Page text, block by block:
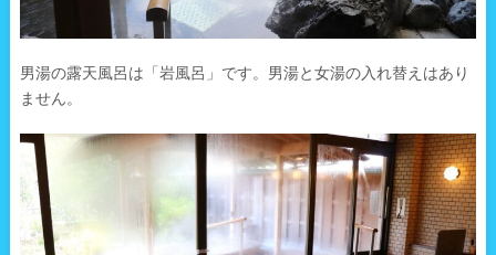
男湯の露天風呂は「岩風呂」です。男湯と女湯の入れ替えはあり
ません。